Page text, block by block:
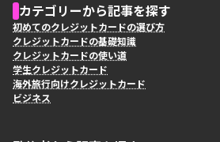
カテゴリーから記事を探す
初めてのクレジットカードの選び方
クレジットカードの基礎知識
クレジットカードの使い道
学生クレジットカード
海外旅行向けクレジットカード
ビジネス